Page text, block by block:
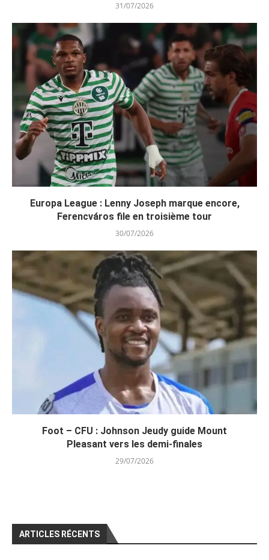
31/07/2026
Europa League : Lenny Joseph marque encore,
Ferencváros file en troisième tour
30/07/2026
Foot – CFU : Johnson Jeudy guide Mount
Pleasant vers les demi-finales
29/07/2026
ARTICLES RÉCENTS